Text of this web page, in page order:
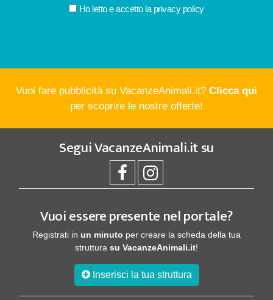
Ho letto e accetto laprivacy policy
Vuoi fare pubblicità su VacanzeAnimali.it? Clicca qui
per scoprire le nostre offerte!
SeguiVacanzeAnimali.itsu
Vuoi essere presente nel portale?
Registrati in un minuto per creare la scheda della tua
struttura su VacanzeAnimali.it!
Inserisci la tua struttura